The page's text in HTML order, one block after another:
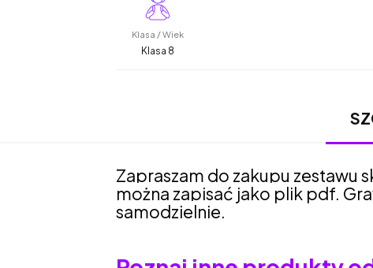
Klasa / Wiek
Klasa 8
Zapraszam do zakupu zestawu
można zapisać jako plik pdf.
samodzielnie.